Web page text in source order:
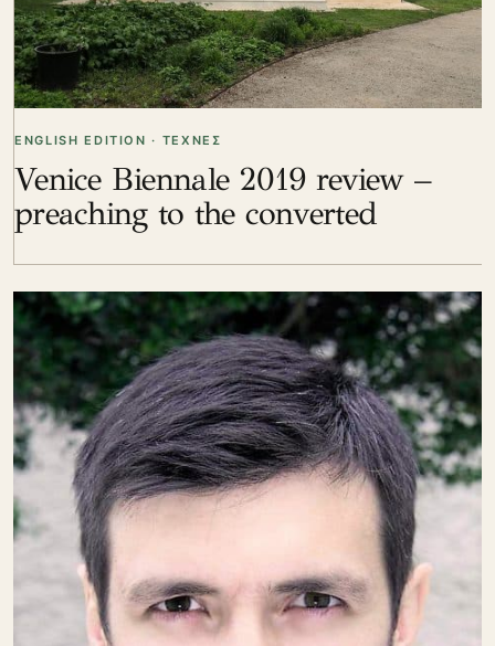
ENGLISH EDITION · ΤΕΧΝΕΣ
Venice Biennale 2019 review –
preaching to the converted